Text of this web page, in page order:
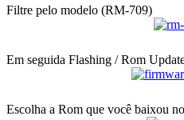
Filtre pelo modelo (RM-709)
Em seguida Flashing / Rom
Escolha a Rom que você baixou